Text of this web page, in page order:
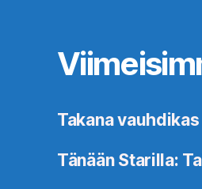
Takana
Tänään Starilla: